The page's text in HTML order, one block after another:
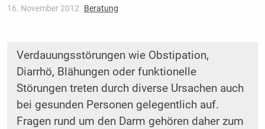
16. November 2012 Beratung
Verdauungsstörungen wie Obstipation,
Diarrhö, Blähungen oder funktionelle
Störungen treten durch diverse Ursachen auch
bei gesunden Personen gelegentlich auf.
Fragen rund um den Darm gehören daher zum